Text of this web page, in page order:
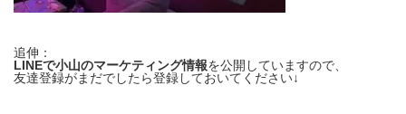
追伸：
LINEで小山のマーケティング情報を公開していますので、
友達登録がまだでしたら登録しておいてください↓